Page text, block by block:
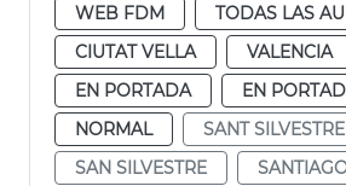
WEB FDM
TODAS LAS
CIUTAT VELLA
VALENCIA
EN PORTADA
EN
NORMAL
SANT SILVESTRE
SAN SILVESTRE